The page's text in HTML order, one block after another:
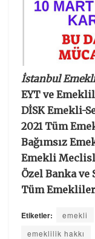
İstanbul
EYT ve
DİSK Emekli-
2021 Tüm
Bağımsız
Emekli
Özel Banka
Tüm
Etiketler: emekli
emeklilik hakkı